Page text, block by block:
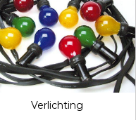
Verlichting